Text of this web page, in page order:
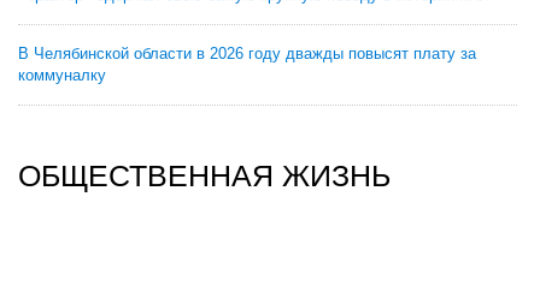
В Челябинской области в 2026 году дважды повысят плату за
коммуналку
ОБЩЕСТВЕННАЯ ЖИЗНЬ